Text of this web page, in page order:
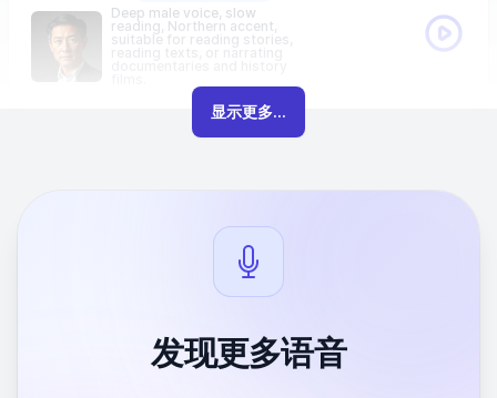
Deep male voice, slow
reading, Northern accent,
suitable for reading stories,
显示更多...
发现更多语音